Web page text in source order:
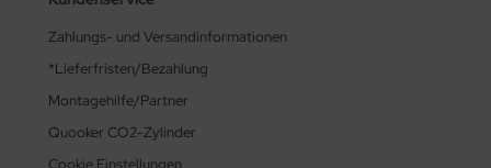
Zahlungs- und Versandinformationen
*Lieferfristen/Bezahlung
Montagehilfe/Partner
Quooker CO2-Zylinder